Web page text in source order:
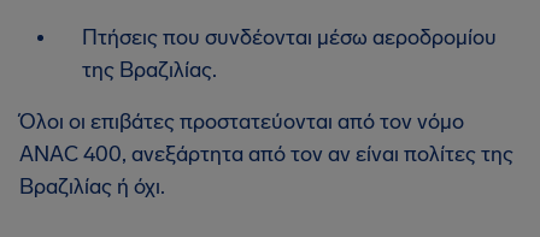
Πτήσεις που συνδέονται μέσω αεροδρομίου
της Βραζιλίας.
Όλοι οι επιβάτες προστατεύονται από τον νόμο
ANAC 400, ανεξάρτητα από τον αν είναι πολίτες της
Βραζιλίας ή όχι.